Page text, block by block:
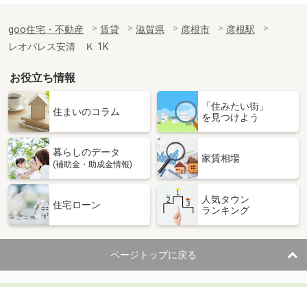
goo住宅・不動産 賃貸 滋賀県 彦根市
彦根駅
レオパレス安清 Ｋ 1K
お役立ち情報
住まいのコラム
「住みたい街」
を見つけよう
暮らしのデータ
(補助金・助成金情報)
家賃相場
住宅ローン
人気タウン
ランキング
ページトップに戻る